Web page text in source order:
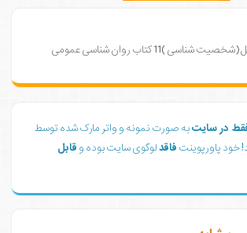
)11 کتاب روان شناسی عمومی
در سایتبه صورت نمونه و واتر مارک شده توسط
خود پاورپوینت فاقدلوگوی سایت بوده و قابل